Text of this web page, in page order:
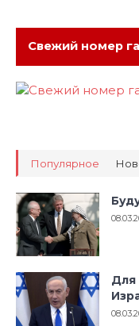
Свежий номер
Популярное
Для